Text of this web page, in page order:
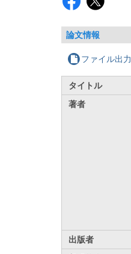
論文情報
ファイル出力
タイトル
著者
出版者